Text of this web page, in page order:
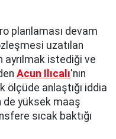
planlaması devam
uzatılan
ayrılmak istediği ve
Acun Ilıcalı'nın
ölçüde anlaştığı iddia
de yüksek maaş
sıcak baktığı